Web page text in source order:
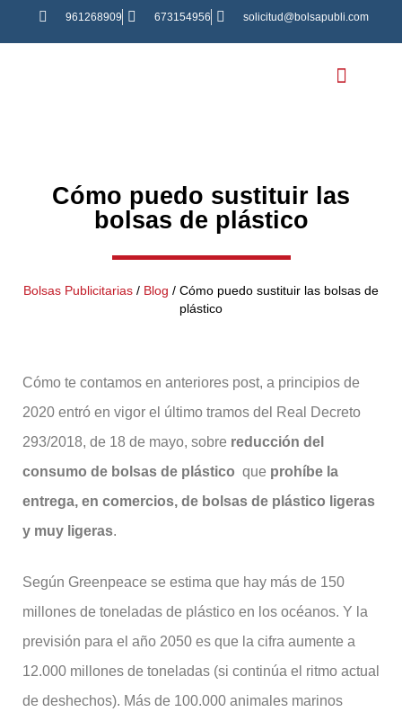
961268909 673154956 solicitud@bolsapubli.com
Cómo puedo sustituir las
bolsas de plástico
Bolsas Publicitarias / Blog / Cómo puedo sustituir las bolsas de
plástico
Cómo te contamos en anteriores post, a principios de
2020 entró en vigor el último tramos del Real Decreto
293/2018, de 18 de mayo, sobre reducción del
consumo de bolsas de plástico que prohíbe la
entrega, en comercios, de bolsas de plástico ligeras
y muy ligeras.
Según Greenpeace se estima que hay más de 150
millones de toneladas de plástico en los océanos. Y la
previsión para el año 2050 es que la cifra aumente a
12.000 millones de toneladas (si continúa el ritmo actual
de deshechos). Más de 100.000 animales marinos